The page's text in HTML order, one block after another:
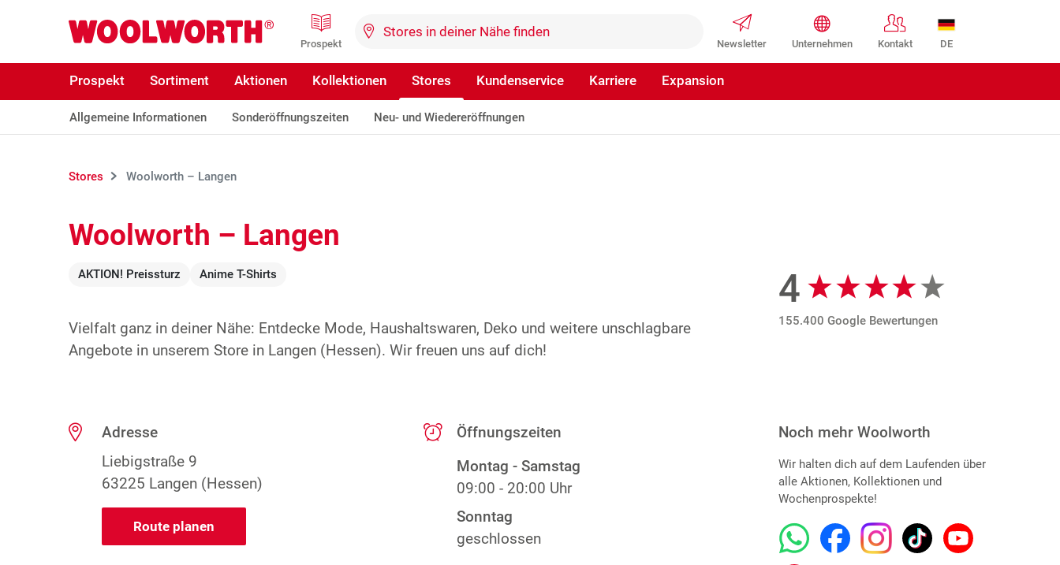
Woolworth GmbH DE
Prospekt Newsletter Unternehmen Kontakt
Prospekt Sortiment Aktionen Kollektionen Stores Kundenservice Karriere Expansion
Allgemeine Informationen Sonderöffnungszeiten Neu- und Wiedereröffnungen
Stores Woolworth – Langen
Woolworth – Langen
AKTION! Preissturz Anime T-Shirts
Vielfalt ganz in deiner Nähe: Entdecke Mode, Haushaltswaren, Deko und weitere unschlagbare
Angebote in unserem Store in Langen (Hessen). Wir freuen uns auf dich!
Google Bewertungen
4
155.400 Google Bewertungen
Adresse
Liebigstraße 9
63225 Langen (Hessen)
Route planen
Öffnungszeiten
Montag - Samstag
09:00 - 20:00 Uhr
Sonntag
geschlossen
Noch mehr Woolworth
Wir halten dich auf dem Laufenden über
alle Aktionen, Kollektionen und
Wochenprospekte!